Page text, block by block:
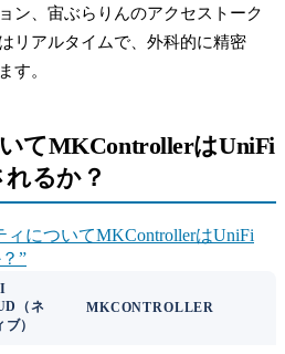
ン、宙ぶらりんのアクセストーク
リアルタイムで、外科的に精密
す。
てMKControllerはUniFi
るか？
ィについてMKControllerはUniFi
”
（ネ
）
MKCONTROLLER